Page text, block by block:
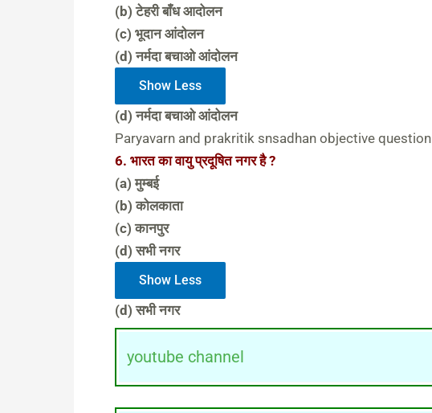
(b) टेहरी बाँध आदोलन
(c) भूदान आंदोलन
(d) नर्मदा बचाओ आंदोलन
Show Less
(d) नर्मदा बचाओ आंदोलन
Paryavarn and prakritik snsadhan objective question
6. भारत का वायु प्रदूषित नगर है ?
(a) मुम्बई
(b) कोलकाता
(c) कानपुर
(d) सभी नगर
Show Less
(d) सभी नगर
youtube channel